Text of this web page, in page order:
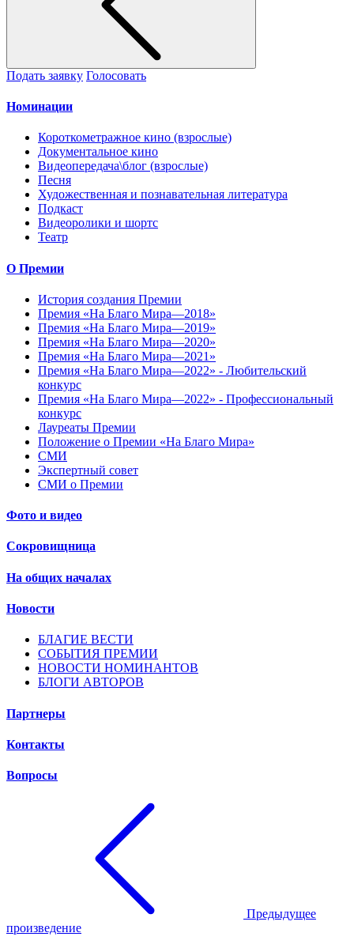
Подать заявку Голосовать
Номинации
Короткометражное кино (взрослые)
Документальное кино
Видеопередача\блог (взрослые)
Песня
Художественная и познавательная литература
Подкаст
Видеоролики и шортс
Театр
О Премии
История создания Премии
Премия «На Благо Мира—2018»
Премия «На Благо Мира—2019»
Премия «На Благо Мира—2020»
Премия «На Благо Мира—2021»
Премия «На Благо Мира—2022» - Любительский
конкурс
Премия «На Благо Мира—2022» - Профессиональный
конкурс
Лауреаты Премии
Положение о Премии «На Благо Мира»
СМИ
Экспертный совет
СМИ о Премии
Фото и видео
Сокровищница
На общих началах
Новости
БЛАГИЕ ВЕСТИ
СОБЫТИЯ ПРЕМИИ
НОВОСТИ НОМИНАНТОВ
БЛОГИ АВТОРОВ
Партнеры
Контакты
Вопросы
Предыдущее
произведение